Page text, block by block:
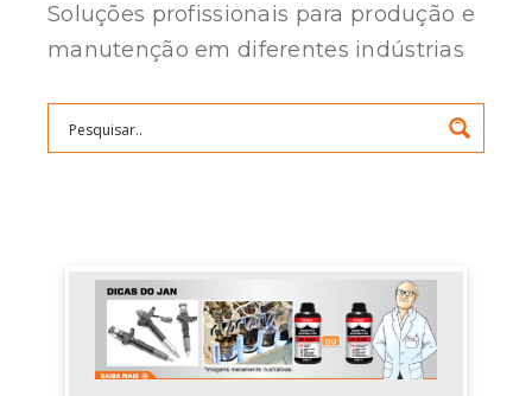
Soluções profissionais para produção e
manutenção em diferentes indústrias